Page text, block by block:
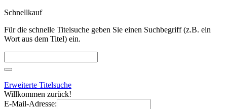
Schnellkauf
Für die schnelle Titelsuche geben Sie einen Suchbegriff (z.B. ein
Wort aus dem Titel) ein.
Erweiterte Titelsuche
Willkommen zurück!
E-Mail-Adresse: